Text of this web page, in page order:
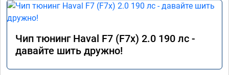
Чип тюнинг Haval F7 (F7x) 2.0 190 лс -
давайте шить дружно!